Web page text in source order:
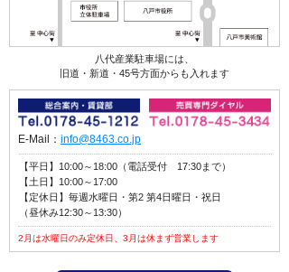
八代産業駐車場には、
旧道・新道・45号方面からも入れます
E-Mail： info@8463.co.jp
【平日】10:00～18:00（電話受付 17:30まで）
【土日】10:00～17:00
【定休日】毎週水曜日・第2 第4日曜日・祝日
（昼休み12:30～13:30）
2月は水曜日のみ定休日、3月は休まず営業します